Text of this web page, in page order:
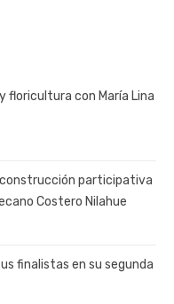
floricultura con María Lina
construcción participativa
Costero Nilahue
finalistas en su segunda